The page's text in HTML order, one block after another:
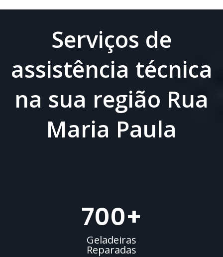
Serviços de
assistência técnica
na sua região Rua
Maria Paula
700+
Geladeiras
Reparadas